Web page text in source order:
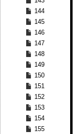
144
145
146
147
148
149
150
151
152
153
154
155